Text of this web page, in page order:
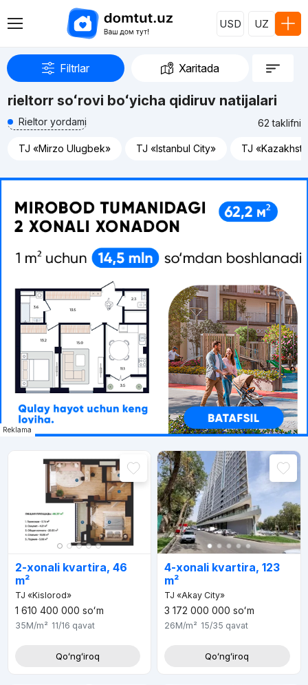
USD UZ
Filtrlar Xaritada
rieltorr soʻrovi boʻyicha qidiruv natijalari
62 taklifni
Rieltor yordami
TJ «Mirzo Ulugbek» TJ «Istanbul City» TJ
Reklama
2-xonali kvartira, 46
m²
TJ «Kislorod»
1 610 400 000 soʻm
35M/m² 11/16 qavat
Qoʻngʻiroq
4-xonali kvartira, 123
m²
TJ «Akay City»
3 172 000 000 soʻm
26M/m² 15/35 qavat
Qoʻngʻiroq